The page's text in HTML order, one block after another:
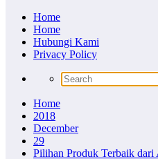
Home
Home
Hubungi Kami
Privacy Policy
Home
2018
December
29
Pilihan Produk Terbaik